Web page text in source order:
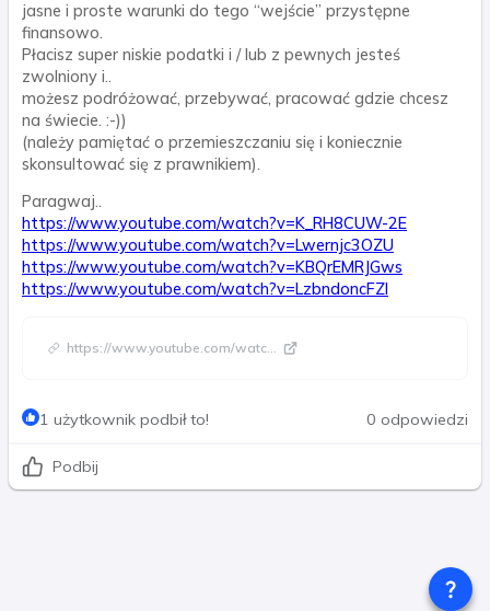
jasne i proste warunki do tego “wejście” przystępne
finansowo.
Płacisz super niskie podatki i / lub z pewnych jesteś
zwolniony i..
możesz podróżować, przebywać, pracować gdzie chcesz
na świecie. :-))
(należy pamiętać o przemieszczaniu się i koniecznie
skonsultować się z prawnikiem).
Paragwaj..
https://www.youtube.com/watch?v=K_RH8CUW-2E
https://www.youtube.com/watch?v=Lwernjc3OZU
https://www.youtube.com/watch?v=KBQrEMRJGws
https://www.youtube.com/watch?v=LzbndoncFZI
https://www.youtube.com/watc
1 użytkownik podbił to! 0 odpowiedzi
Podbij